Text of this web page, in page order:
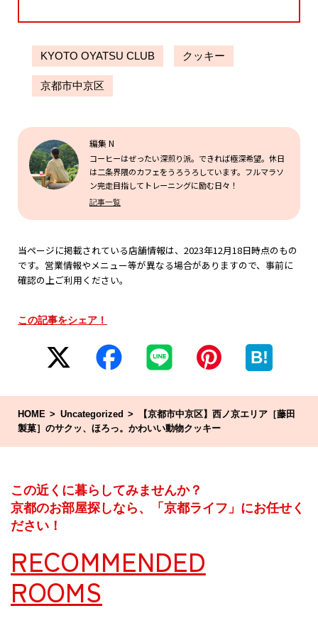
KYOTO OYATSU CLUB クッキー
京都市中京区
編集 N
コーヒーはぜったい深煎り派。できれば極深希望。休日
は二条界隈のカフェをうろうろしています。フルマラソ
ン完走目指してトレーニングに励む日々！
記事一覧
当ページに掲載されている店舗情報は、2023年12月18日時点のもの
です。営業情報やメニュー等が異なる場合がありますので、事前に
確認の上ご利用ください。
この記事をシェア！
B!
HOME Uncategorized
【京都市中京区】西ノ京エリア［藤田
製菓］のサクッ、ほろっ。かわいい動物クッキー
この近くに暮らしてみませんか？
京都のお部屋探しなら、「京都ライフ」にお任せく
ださい！
RECOMMENDED
ROOMS